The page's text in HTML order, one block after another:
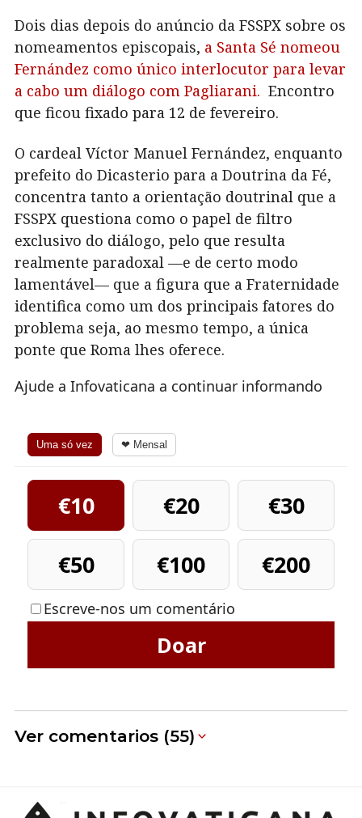
Dois dias depois do anúncio da FSSPX sobre os
nomeamentos episcopais, a Santa Sé nomeou
Fernández como único interlocutor para levar
a cabo um diálogo com Pagliarani. Encontro
que ficou fixado para 12 de fevereiro.
O cardeal Víctor Manuel Fernández, enquanto
prefeito do Dicasterio para a Doutrina da Fé,
concentra tanto a orientação doutrinal que a
FSSPX questiona como o papel de filtro
exclusivo do diálogo, pelo que resulta
realmente paradoxal —e de certo modo
lamentável— que a figura que a Fraternidade
identifica como um dos principais fatores do
problema seja, ao mesmo tempo, a única
ponte que Roma lhes oferece.
Ajude a Infovaticana a continuar informando
Uma só vez ❤ Mensal
€10 €20
€30
€50
€100 €200
Escreve-nos um comentário
Doar
Ver comentarios (55)